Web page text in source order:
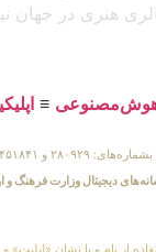
هنری در
هوش‌مصنوعی ≡
بشماره‌های: ۲۸۰۹۲۹ و ۴۵۱۸۴۱ ، به ثبت رسیده است و در
دیجیتال وزارت فرهنگ و